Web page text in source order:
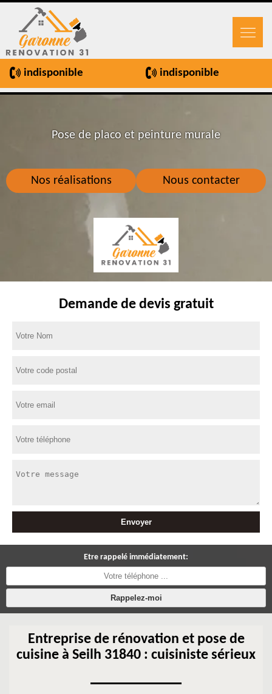
indisponible indisponible
Nos réalisations Nous contacter
Pose de placo et peinture murale
Demande de devis gratuit
Etre rappelé immédiatement:
Entreprise de rénovation et pose de
cuisine à Seilh 31840 : cuisiniste sérieux